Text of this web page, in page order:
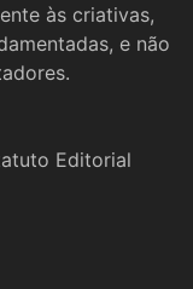
às criativas,
e não
Editorial